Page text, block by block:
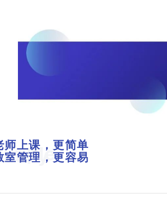
师上课，更简单
室管理，更容易